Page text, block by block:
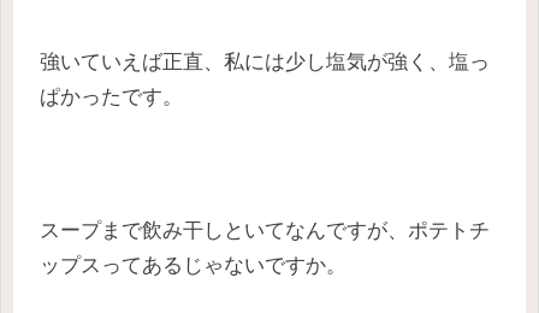
強いていえば正直、私には少し塩気が強く、塩っ
ぱかったです。
スープまで飲み干しといてなんですが、ポテトチ
ップスってあるじゃないですか。